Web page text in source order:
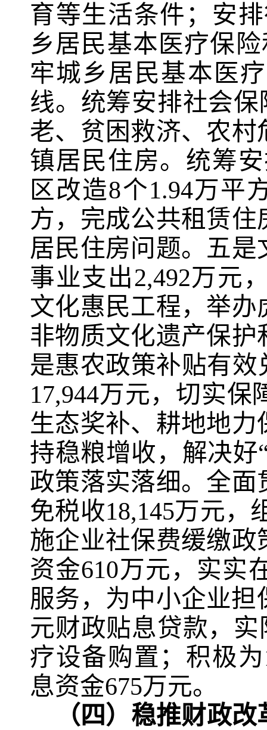
育等生活条件；安
乡居民基本医疗保
牢城乡居民基本医
线。统筹安排社会
老、贫困救济、农
镇居民住房。统筹
区改造8个1.94万平
方，完成公共租赁住
居民住房问题。五
事业支出2,492万元
文化惠民工程，举
非物质文化遗产保
是惠农政策补贴有
17,944万元，切实保
生态奖补、耕地地
持稳粮增收，解决好
政策落实落细。全
免税收18,145万元，
施企业社保费缓缴
资金610万元，实实
服务，为中小企业担
元财政贴息贷款，实
疗设备购置；积极为
息资金675万元。
（四）稳推财政